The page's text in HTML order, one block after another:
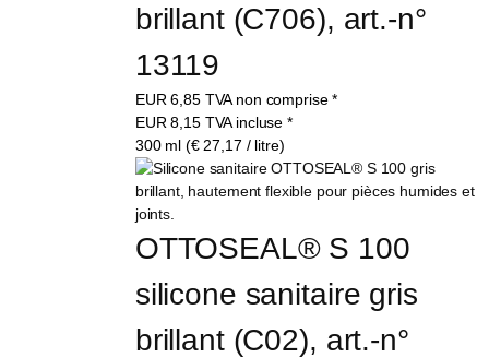
brillant (C706), art.-n°
13119
EUR6,85 TVA non comprise *
EUR8,15 TVA incluse *
300 ml (€ 27,17 / litre)
OTTOSEAL® S 100
silicone sanitaire gris
brillant (C02), art.-n°